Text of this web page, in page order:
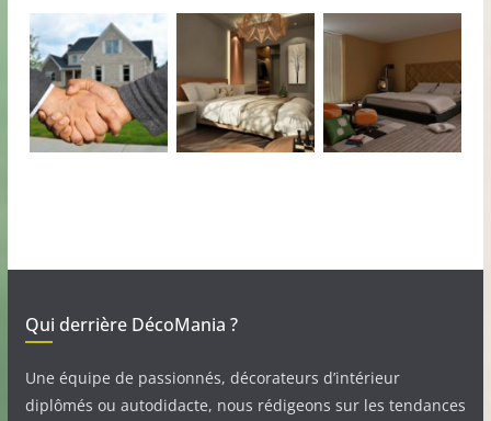
Qui derrière DécoMania ?
Une équipe de passionnés, décorateurs d’intérieur
diplômés ou autodidacte, nous rédigeons sur les tendances